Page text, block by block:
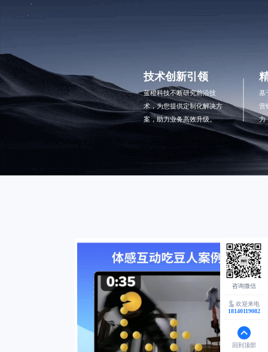
技术创新引领
蓝橙科技不断研究前沿技
术，为您提供定制化解决方
案，助力业务高效升级。
基
营
力
欢迎来电
18140119082
回到顶部